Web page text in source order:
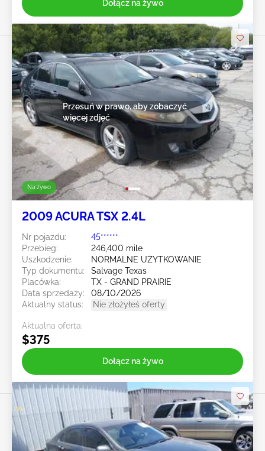
Dołącz na żywo
Na żywo
Przesuń w prawo, aby zobaczyć
więcej zdjęć
2009 ACURA TSX 2.4L
Nr pojazdu:
45******
Przebieg:
246,400 mile
Uszkodzenie:
NORMALNE UŻYTKOWANIE
Typ dokumentu:
Salvage Texas
Placówka:
TX - GRAND PRAIRIE
Data sprzedaży:
08/10/2026
Aktualny status:
Nie złożyłeś oferty
Aktualna oferta:
$375
Dołącz na żywo